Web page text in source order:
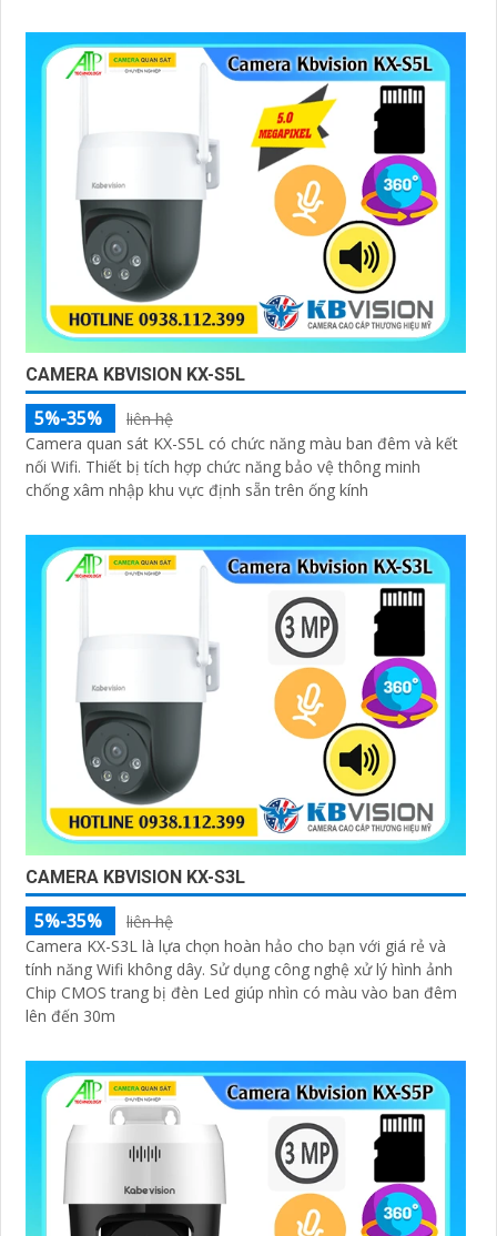
trong mọi điều kiện ánh sáng phức tạp như ngược sáng
mạnh hay thiếu sáng
CAMERA KBVISION KX-S5L
5%-35%
liên hệ
Camera quan sát KX-S5L có chức năng màu ban đêm và kết
nối Wifi. Thiết bị tích hợp chức năng bảo vệ thông minh
chống xâm nhập khu vực định sẵn trên ống kính
CAMERA KBVISION KX-S3L
5%-35%
liên hệ
Camera KX-S3L là lựa chọn hoàn hảo cho bạn với giá rẻ và
tính năng Wifi không dây. Sử dụng công nghệ xử lý hình ảnh
Chip CMOS trang bị đèn Led giúp nhìn có màu vào ban đêm
lên đến 30m